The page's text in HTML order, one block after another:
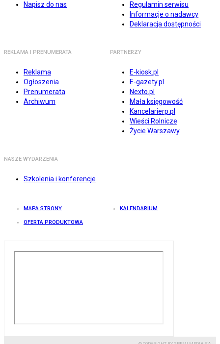
Napisz do nas
Regulamin serwisu
Informacje o nadawcy
Deklaracja dostępności
REKLAMA I PRENUMERATA
Reklama
Ogłoszenia
Prenumerata
Archiwum
PARTNERZY
E-kiosk.pl
E-gazety.pl
Nexto.pl
Mała księgowość
Kancelarierp.pl
Wieści Rolnicze
Życie Warszawy
NASZE WYDARZENIA
Szkolenia i konferencje
MAPA STRONY KALENDARIUM
OFERTA PRODUKTOWA